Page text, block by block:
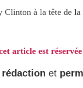
Clinton à la tête de
article est réservée
et